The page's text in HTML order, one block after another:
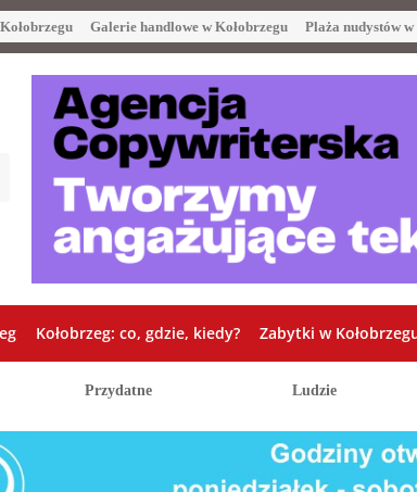
Galerie handlowe w Kołobrzegu Plaża nudystów
Kołobrzeg: co, gdzie, kiedy? Zabytki w
Przydatne Ludzie